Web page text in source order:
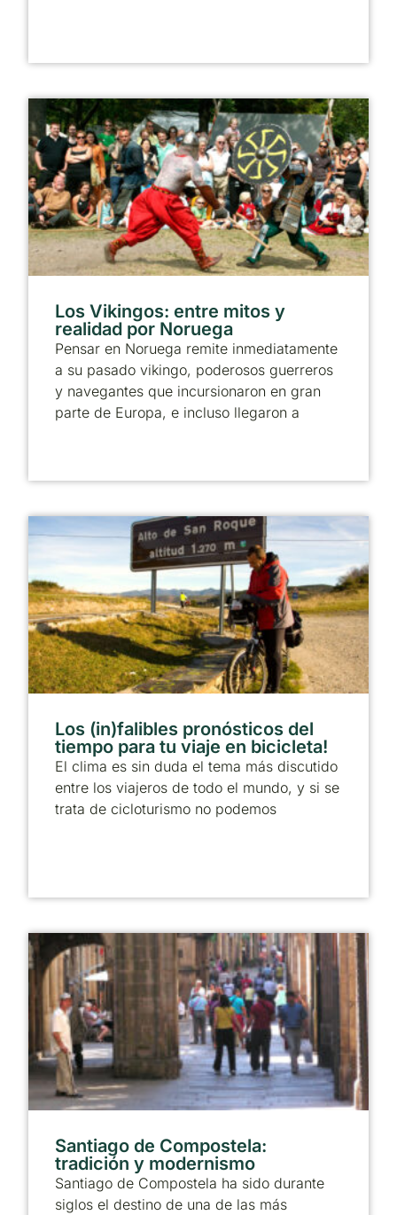
Los Vikingos: entre mitos y
realidad por Noruega
Pensar en Noruega remite inmediatamente
a su pasado vikingo, poderosos guerreros
y navegantes que incursionaron en gran
parte de Europa, e incluso llegaron a
Los (in)falibles pronósticos del
tiempo para tu viaje en bicicleta!
El clima es sin duda el tema más discutido
entre los viajeros de todo el mundo, y si se
trata de cicloturismo no podemos
Santiago de Compostela:
tradición y modernismo
Santiago de Compostela ha sido durante
siglos el destino de una de las más